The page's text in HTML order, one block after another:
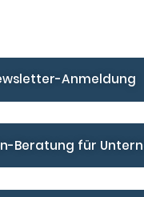
Anmeldung
Beratung für